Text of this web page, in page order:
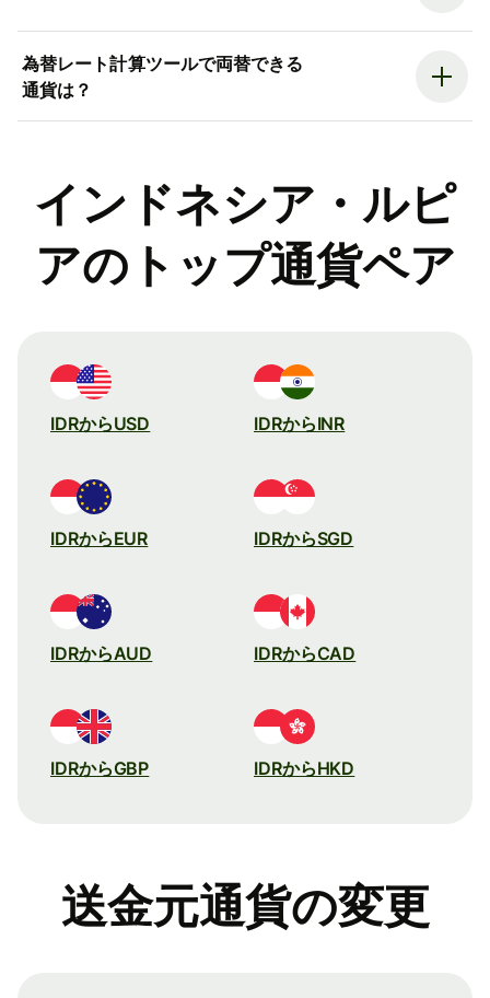
為替レート計算ツールで両替できる
通貨は？
インドネシア・ルピ
アのトップ通貨ペア
IDRからUSD IDRからINR
IDRからEUR IDRからSGD
IDRからAUD IDRからCAD
IDRからGBP IDRからHKD
送金元通貨の変更